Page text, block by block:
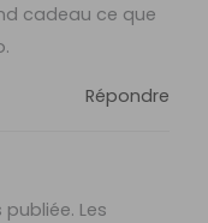
cadeau ce que
Répondre
Les